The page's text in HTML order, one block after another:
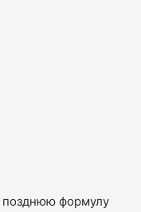
позднюю формулу